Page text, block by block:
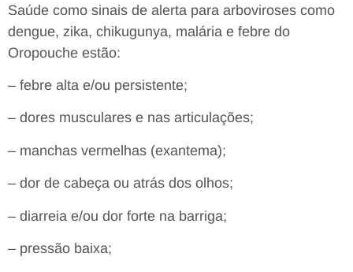
Saúde como sinais de alerta para arboviroses como
dengue, zika, chikugunya, malária e febre do
Oropouche estão:
– febre alta e/ou persistente;
– dores musculares e nas articulações;
– manchas vermelhas (exantema);
– dor de cabeça ou atrás dos olhos;
– diarreia e/ou dor forte na barriga;
– pressão baixa;